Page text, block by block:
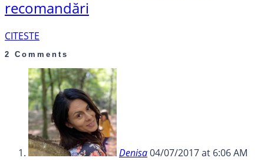
recomandări
CITESTE
2 Comments
Denisa04/07/2017 at 6:06 AM